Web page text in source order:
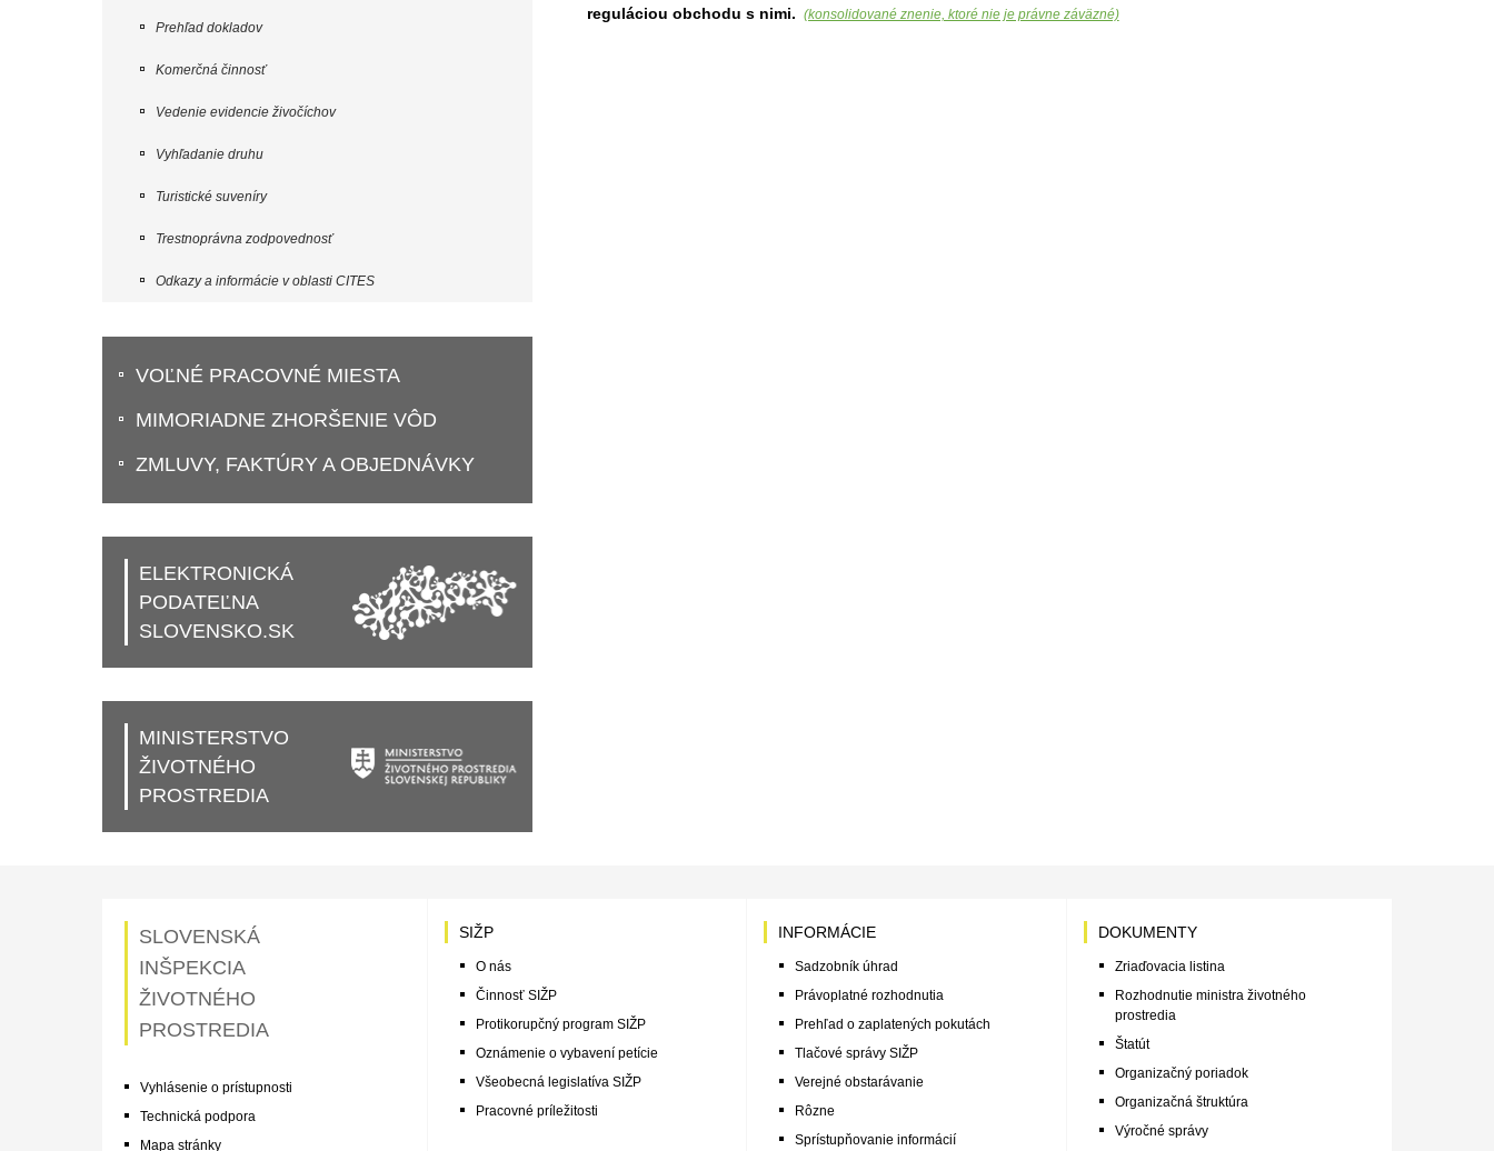
reguláciou obchodu s nimi. (konsolidované znenie, ktoré nie je právne záväzné)
Prehľad dokladov
Komerčná činnosť
Vedenie evidencie živočíchov
Vyhľadanie druhu
Turistické suveníry
Trestnoprávna zodpovednosť
Odkazy a informácie v oblasti CITES
VOĽNÉ PRACOVNÉ MIESTA
MIMORIADNE ZHORŠENIE VÔD
ZMLUVY, FAKTÚRY A OBJEDNÁVKY
ELEKTRONICKÁ
PODATEĽNA
SLOVENSKO.SK
MINISTERSTVO
ŽIVOTNÉHO
PROSTREDIA
SLOVENSKÁ
INŠPEKCIA
ŽIVOTNÉHO
PROSTREDIA
Vyhlásenie o prístupnosti
Technická podpora
Mapa stránky
SIŽP
O nás
Činnosť SIŽP
Protikorupčný program SIŽP
Oznámenie o vybavení petície
Všeobecná legislatíva SIŽP
Pracovné príležitosti
INFORMÁCIE
Sadzobník úhrad
Právoplatné rozhodnutia
Prehľad o zaplatených pokutách
Tlačové správy SIŽP
Verejné obstarávanie
Rôzne
Sprístupňovanie informácií
DOKUMENTY
Zriaďovacia listina
Rozhodnutie ministra životného
prostredia
Štatút
Organizačný poriadok
Organizačná štruktúra
Výročné správy